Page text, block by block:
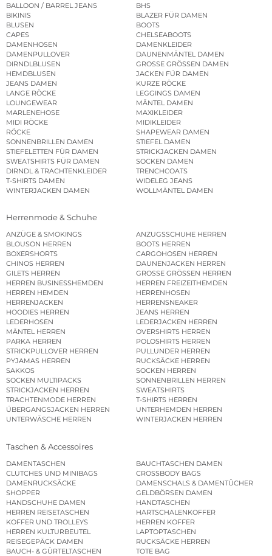
BALLOON / BARREL JEANS
BHS
BIKINIS
BLAZER FÜR DAMEN
BLUSEN
BOOTS
CAPES
CHELSEABOOTS
DAMENHOSEN
DAMENKLEIDER
DAMENPULLOVER
DAUNENMÄNTEL DAMEN
DIRNDLBLUSEN
GROSSE GRÖSSEN DAMEN
HEMDBLUSEN
JACKEN FÜR DAMEN
JEANS DAMEN
KURZE RÖCKE
LANGE RÖCKE
LEGGINGS DAMEN
LOUNGEWEAR
MÄNTEL DAMEN
MARLENEHOSE
MAXIKLEIDER
MIDI RÖCKE
MIDIKLEIDER
RÖCKE
SHAPEWEAR DAMEN
SONNENBRILLEN DAMEN
STIEFEL DAMEN
STIEFELETTEN FÜR DAMEN
STRICKJACKEN DAMEN
SWEATSHIRTS FÜR DAMEN
SOCKEN DAMEN
DIRNDL & TRACHTENKLEIDER
TRENCHCOATS
T-SHIRTS DAMEN
WIDELEG JEANS
WINTERJACKEN DAMEN
WOLLMÄNTEL DAMEN
Herrenmode & Schuhe
ANZÜGE & SMOKINGS
ANZUGSSCHUHE HERREN
BLOUSON HERREN
BOOTS HERREN
BOXERSHORTS
CARGOHOSEN HERREN
CHINOS HERREN
DAUNENJACKEN HERREN
GILETS HERREN
GROSSE GRÖSSEN HERREN
HERREN BUSINESSHEMDEN
HERREN FREIZEITHEMDEN
HERREN HEMDEN
HERRENHOSEN
HERRENJACKEN
HERRENSNEAKER
HOODIES HERREN
JEANS HERREN
LEDERHOSEN
LEDERJACKEN HERREN
MÄNTEL HERREN
OVERSHIRTS HERREN
PARKA HERREN
POLOSHIRTS HERREN
STRICKPULLOVER HERREN
PULLUNDER HERREN
PYJAMAS HERREN
RUCKSÄCKE HERREN
SAKKOS
SOCKEN HERREN
SOCKEN MULTIPACKS
SONNENBRILLEN HERREN
STRICKJACKEN HERREN
SWEATSHIRTS
TRACHTENMODE HERREN
T-SHIRTS HERREN
ÜBERGANGSJACKEN HERREN
UNTERHEMDEN HERREN
UNTERWÄSCHE HERREN
WINTERJACKEN HERREN
Taschen & Accessoires
DAMENTASCHEN
BAUCHTASCHEN DAMEN
CLUTCHES UND MINIBAGS
CROSSBODY BAGS
DAMENRUCKSÄCKE
DAMENSCHALS & DAMENTÜCHER
SHOPPER
GELDBÖRSEN DAMEN
HANDSCHUHE DAMEN
HANDTASCHEN
HERREN REISETASCHEN
HARTSCHALENKOFFER
KOFFER UND TROLLEYS
HERREN KOFFER
HERREN KULTURBEUTEL
LAPTOPTASCHEN
REISEGEPÄCK DAMEN
RUCKSÄCKE HERREN
BAUCH- & GÜRTELTASCHEN
TOTE BAG